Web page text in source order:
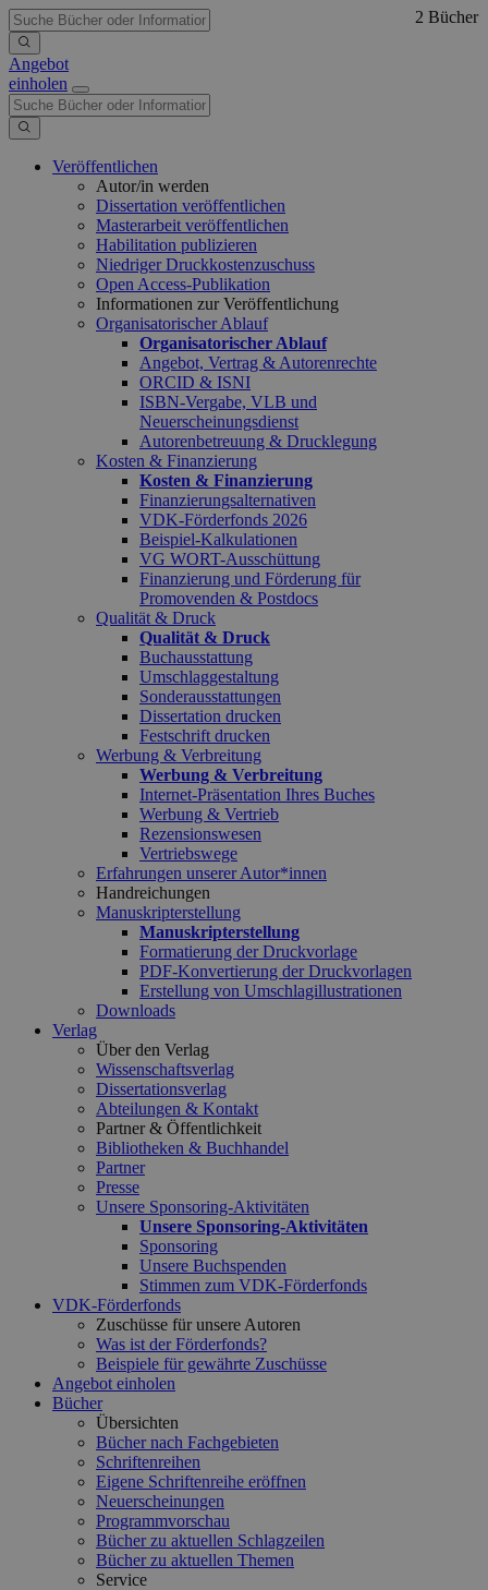
Angebot
einholen
Veröffentlichen
Autor/in werden
Dissertation veröffentlichen
Masterarbeit veröffentlichen
Habilitation publizieren
Niedriger Druckkostenzuschuss
Open Access-Publikation
Informationen zur Veröffentlichung
Organisatorischer Ablauf
Organisatorischer Ablauf
Angebot, Vertrag & Autorenrechte
ORCID & ISNI
ISBN-Vergabe, VLB und
Neuerscheinungsdienst
Autorenbetreuung & Drucklegung
Kosten & Finanzierung
Kosten & Finanzierung
Finanzierungsalternativen
VDK-Förderfonds 2026
Beispiel-Kalkulationen
VG WORT-Ausschüttung
Finanzierung und Förderung für
Promovenden & Postdocs
Qualität & Druck
Qualität & Druck
Buchausstattung
Umschlaggestaltung
Sonderausstattungen
Dissertation drucken
Festschrift drucken
Werbung & Verbreitung
Werbung & Verbreitung
Internet-Präsentation Ihres Buches
Werbung & Vertrieb
Rezensionswesen
Vertriebswege
Erfahrungen unserer Autor*innen
Handreichungen
Manuskripterstellung
Manuskripterstellung
Formatierung der Druckvorlage
PDF-Konvertierung der Druckvorlagen
Erstellung von Umschlagillustrationen
Downloads
Verlag
Über den Verlag
Wissenschaftsverlag
Dissertationsverlag
Abteilungen & Kontakt
Partner & Öffentlichkeit
Bibliotheken & Buchhandel
Partner
Presse
Unsere Sponsoring-Aktivitäten
Unsere Sponsoring-Aktivitäten
Sponsoring
Unsere Buchspenden
Stimmen zum VDK-Förderfonds
VDK-Förderfonds
Zuschüsse für unsere Autoren
Was ist der Förderfonds?
Beispiele für gewährte Zuschüsse
Angebot einholen
Bücher
Übersichten
Bücher nach Fachgebieten
Schriftenreihen
Eigene Schriftenreihe eröffnen
Neuerscheinungen
Programmvorschau
Bücher zu aktuellen Schlagzeilen
Bücher zu aktuellen Themen
Service
2 Bücher